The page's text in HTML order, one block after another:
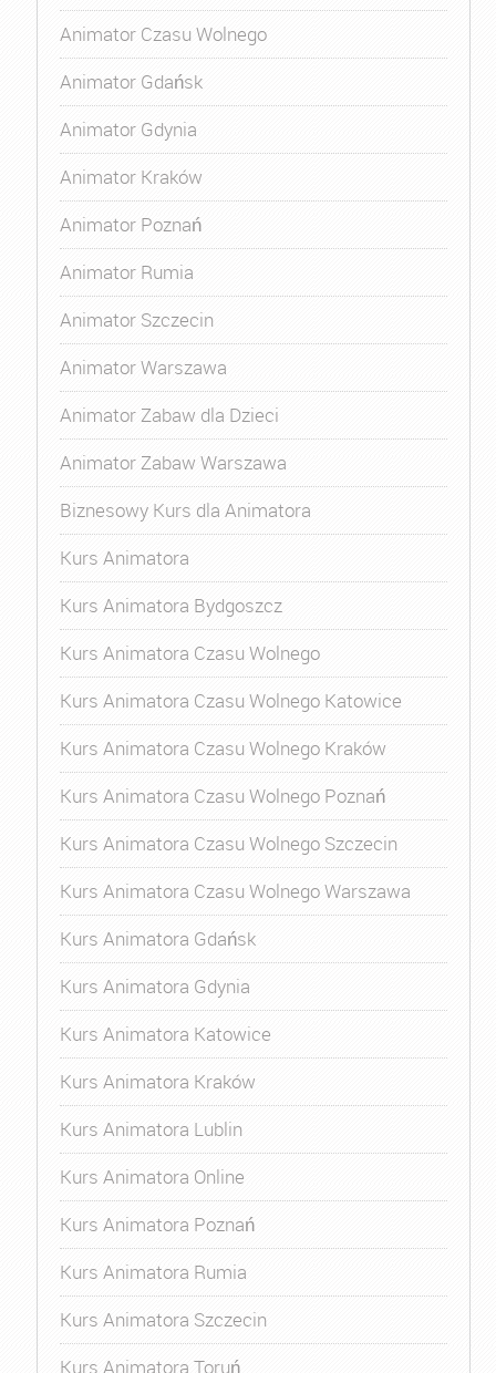
Animator Czasu Wolnego
Animator Gdańsk
Animator Gdynia
Animator Kraków
Animator Poznań
Animator Rumia
Animator Szczecin
Animator Warszawa
Animator Zabaw dla Dzieci
Animator Zabaw Warszawa
Biznesowy Kurs dla Animatora
Kurs Animatora
Kurs Animatora Bydgoszcz
Kurs Animatora Czasu Wolnego
Kurs Animatora Czasu Wolnego Katowice
Kurs Animatora Czasu Wolnego Kraków
Kurs Animatora Czasu Wolnego Poznań
Kurs Animatora Czasu Wolnego Szczecin
Kurs Animatora Czasu Wolnego Warszawa
Kurs Animatora Gdańsk
Kurs Animatora Gdynia
Kurs Animatora Katowice
Kurs Animatora Kraków
Kurs Animatora Lublin
Kurs Animatora Online
Kurs Animatora Poznań
Kurs Animatora Rumia
Kurs Animatora Szczecin
Kurs Animatora Toruń